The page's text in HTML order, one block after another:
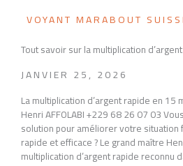
VOYANT MARABOUT
Tout savoir sur la multiplication
JANVIER 25, 2026
La multiplication d’argent rapide en
Henri AFFOLABI +229 68 26 07 03
solution pour améliorer votre situation
rapide et efficace ? Le grand maître
multiplication d’argent rapide reconnu